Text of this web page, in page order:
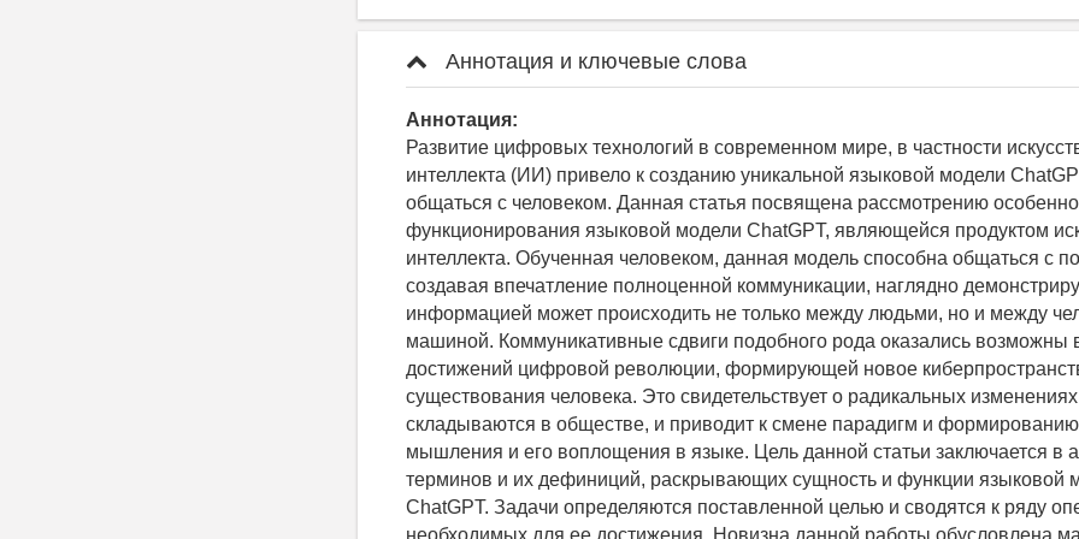
Аннотация и ключевые слова
Аннотация:
Развитие цифровых технологий в современном мире, в частности
интеллекта (ИИ) привело к созданию уникальной языковой модели
общаться с человеком. Данная статья посвящена рассмотрению
функционирования языковой модели ChatGPT, являющейся продуктом
интеллекта. Обученная человеком, данная модель способна общаться с
создавая впечатление полноценной коммуникации, наглядно
информацией может происходить не только между людьми, но и между
машиной. Коммуникативные сдвиги подобного рода оказались возможны
достижений цифровой революции, формирующей новое
существования человека. Это свидетельствует о радикальных
складываются в обществе, и приводит к смене парадигм и
мышления и его воплощения в языке. Цель данной статьи заключается в
терминов и их дефиниций, раскрывающих сущность и функции языковой
ChatGPT. Задачи определяются поставленной целью и сводятся к ряду